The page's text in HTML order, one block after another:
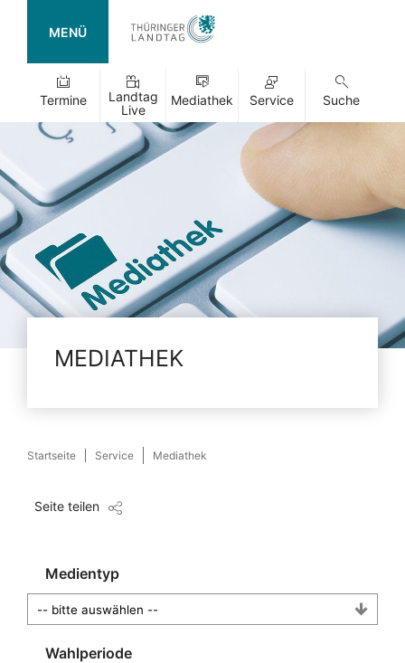
MENÜ
Termine
Landtag
Live
Mediathek Service Suche
MEDIATHEK
Startseite Service Mediathek
Seite teilen
Medientyp
Wahlperiode